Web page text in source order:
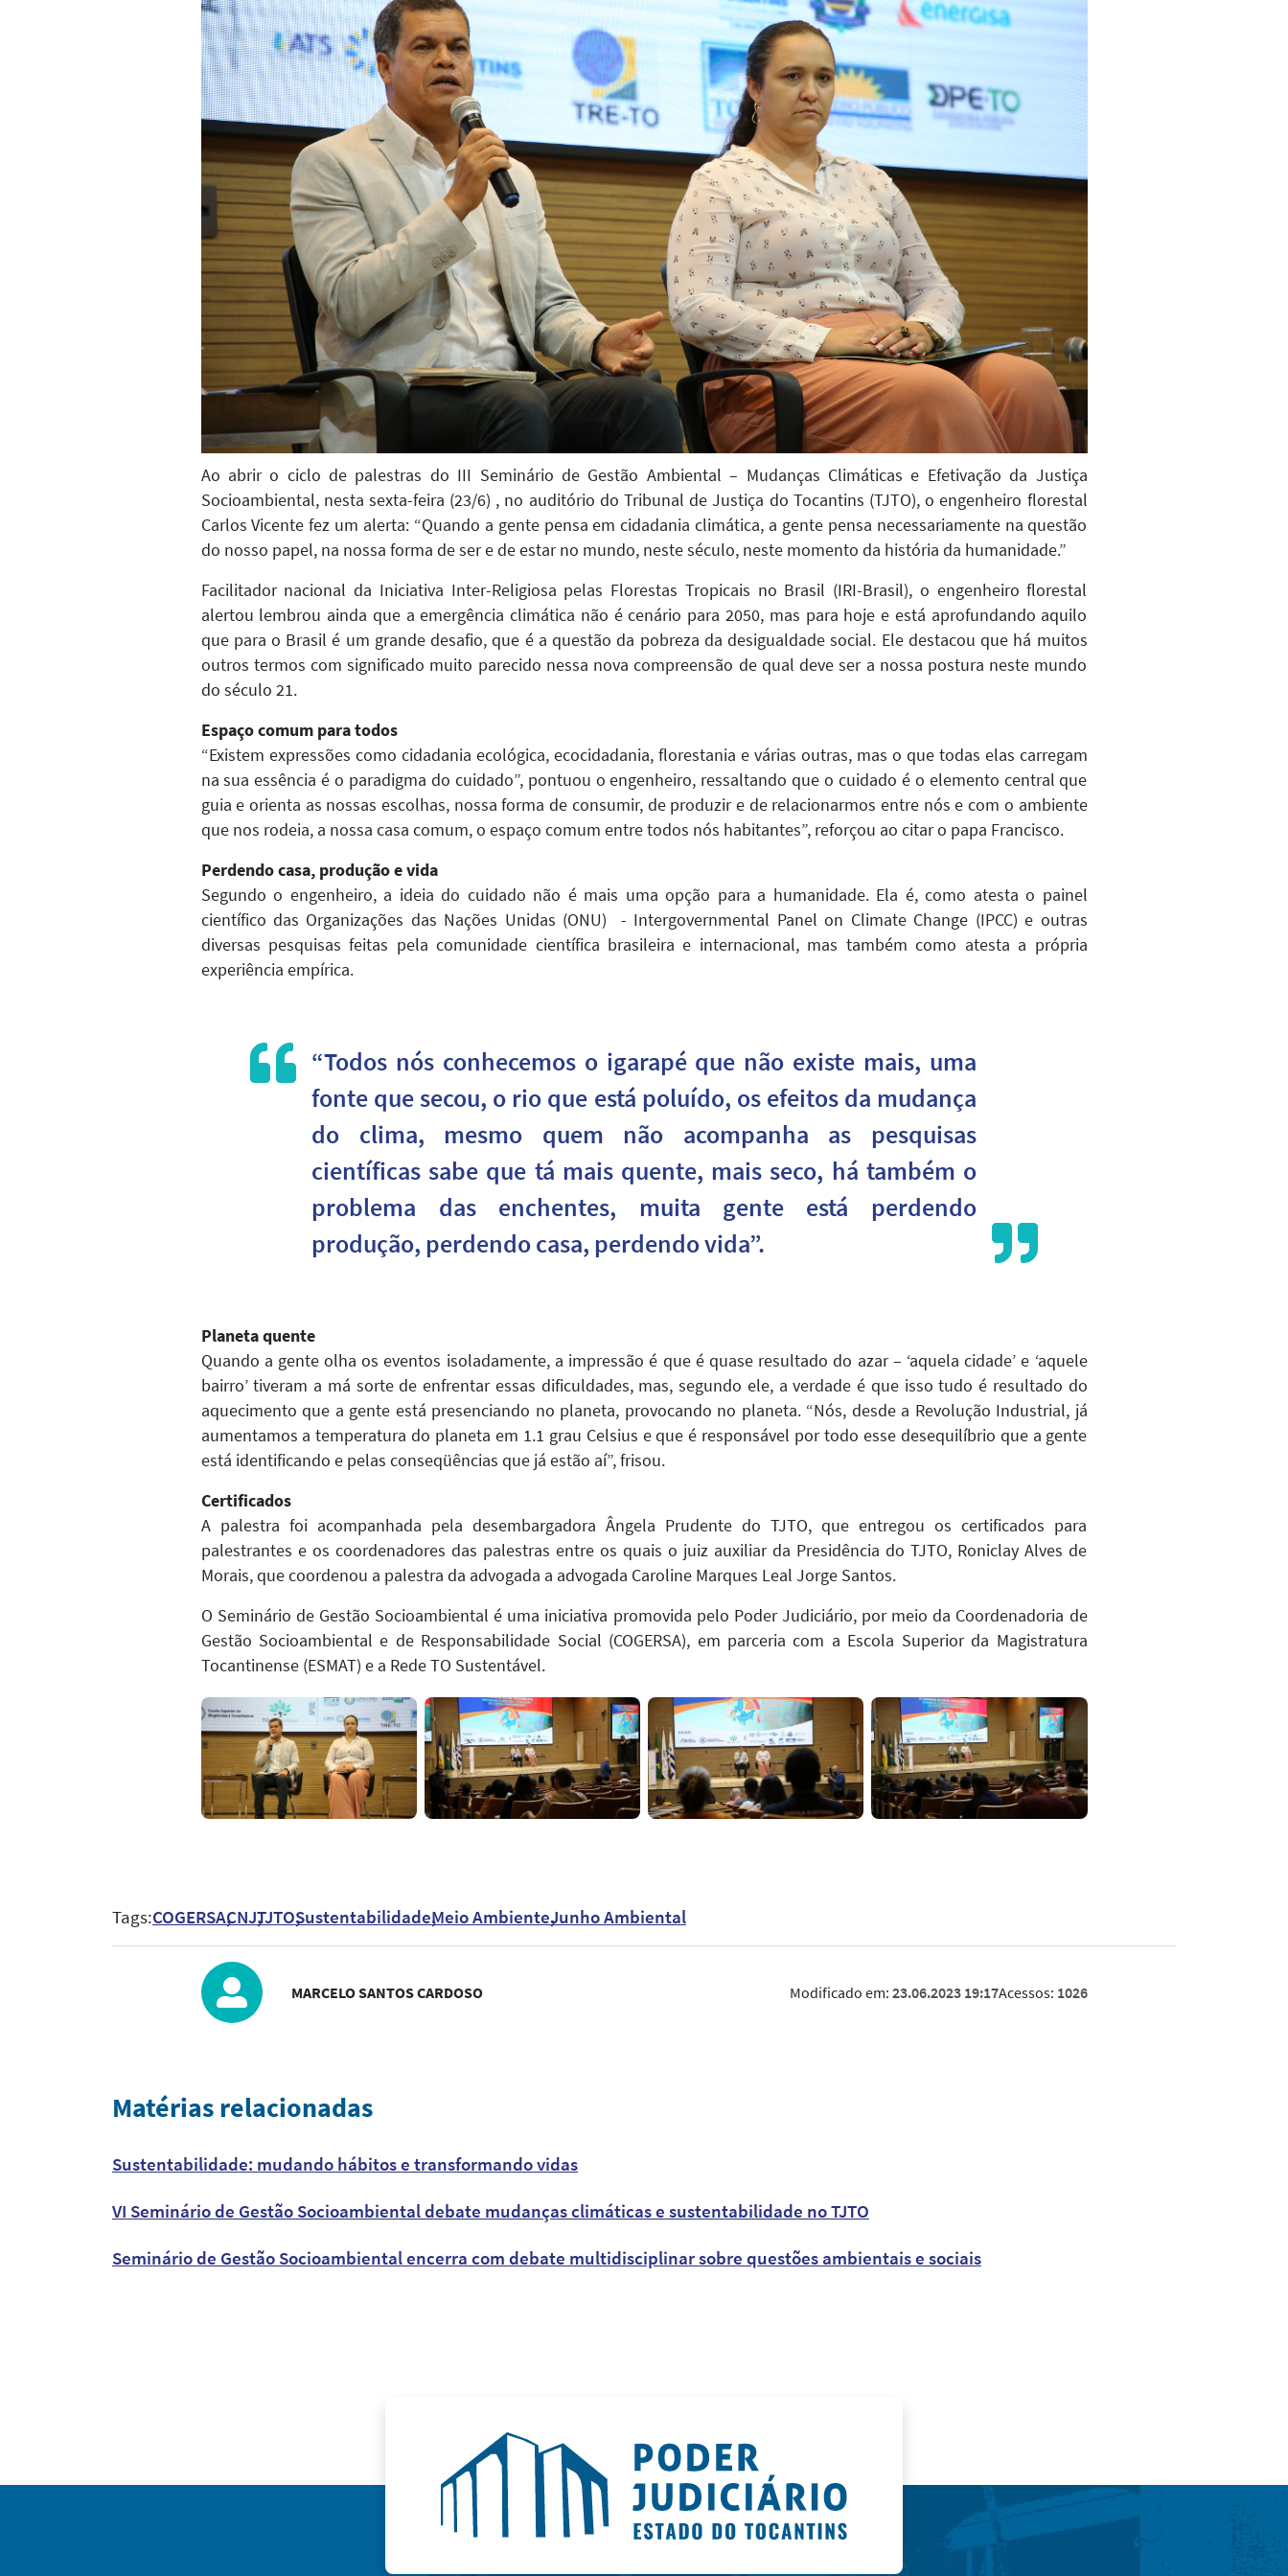
Ao abrir o ciclo de palestras do III Seminário de Gestão Ambiental – Mudanças Climáticas e Efetivação da Justiça
Socioambiental, nesta sexta-feira (23/6) , no auditório do Tribunal de Justiça do Tocantins (TJTO), o engenheiro florestal
Carlos Vicente fez um alerta: “Quando a gente pensa em cidadania climática, a gente pensa necessariamente na questão
do nosso papel, na nossa forma de ser e de estar no mundo, neste século, neste momento da história da humanidade.”
Facilitador nacional da Iniciativa Inter-Religiosa pelas Florestas Tropicais no Brasil (IRI-Brasil), o engenheiro florestal
alertou lembrou ainda que a emergência climática não é cenário para 2050, mas para hoje e está aprofundando aquilo
que para o Brasil é um grande desafio, que é a questão da pobreza da desigualdade social. Ele destacou que há muitos
outros termos com significado muito parecido nessa nova compreensão de qual deve ser a nossa postura neste mundo
do século 21.
Espaço comum para todos
“Existem expressões como cidadania ecológica, ecocidadania, florestania e várias outras, mas o que todas elas carregam
na sua essência é o paradigma do cuidado”, pontuou o engenheiro, ressaltando que o cuidado é o elemento central que
guia e orienta as nossas escolhas, nossa forma de consumir, de produzir e de relacionarmos entre nós e com o ambiente
que nos rodeia, a nossa casa comum, o espaço comum entre todos nós habitantes”, reforçou ao citar o papa Francisco.
Perdendo casa, produção e vida
Segundo o engenheiro, a ideia do cuidado não é mais uma opção para a humanidade. Ela é, como atesta o painel
científico das Organizações das Nações Unidas (ONU) - Intergovernmental Panel on Climate Change (IPCC) e outras
diversas pesquisas feitas pela comunidade científica brasileira e internacional, mas também como atesta a própria
experiência empírica.
“Todos nós conhecemos o igarapé que não existe mais, uma
fonte que secou, o rio que está poluído, os efeitos da mudança
do clima, mesmo quem não acompanha as pesquisas
científicas sabe que tá mais quente, mais seco, há também o
problema das enchentes, muita gente está perdendo
produção, perdendo casa, perdendo vida”.
Planeta quente
Quando a gente olha os eventos isoladamente, a impressão é que é quase resultado do azar – ‘aquela cidade’ e ‘aquele
bairro’ tiveram a má sorte de enfrentar essas dificuldades, mas, segundo ele, a verdade é que isso tudo é resultado do
aquecimento que a gente está presenciando no planeta, provocando no planeta. “Nós, desde a Revolução Industrial, já
aumentamos a temperatura do planeta em 1.1 grau Celsius e que é responsável por todo esse desequilíbrio que a gente
está identificando e pelas conseqüências que já estão aí”, frisou.
Certificados
A palestra foi acompanhada pela desembargadora Ângela Prudente do TJTO, que entregou os certificados para
palestrantes e os coordenadores das palestras entre os quais o juiz auxiliar da Presidência do TJTO, Roniclay Alves de
Morais, que coordenou a palestra da advogada a advogada Caroline Marques Leal Jorge Santos.
O Seminário de Gestão Socioambiental é uma iniciativa promovida pelo Poder Judiciário, por meio da Coordenadoria de
Gestão Socioambiental e de Responsabilidade Social (COGERSA), em parceria com a Escola Superior da Magistratura
Tocantinense (ESMAT) e a Rede TO Sustentável.
Tags:COGERSACNJTJTOSustentabilidadeMeio AmbienteJunho Ambiental
MARCELO SANTOS CARDOSO Modificado em: 23.06.2023 19:17Acessos: 1026
Matérias relacionadas
Sustentabilidade: mudando hábitos e transformando vidas
VI Seminário de Gestão Socioambiental debate mudanças climáticas e sustentabilidade no TJTO
Seminário de Gestão Socioambiental encerra com debate multidisciplinar sobre questões ambientais e sociais